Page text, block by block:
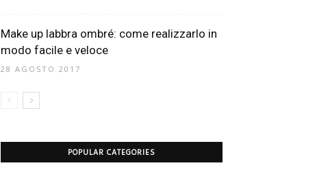
Make up labbra ombré: come realizzarlo in
modo facile e veloce
28 AGOSTO 2017
POPULAR CATEGORIES